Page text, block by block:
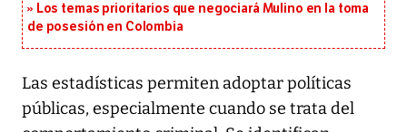
Los temas prioritarios que negociará Mulino en la toma
de posesión en Colombia
Las estadísticas permiten adoptar políticas
públicas, especialmente cuando se trata del